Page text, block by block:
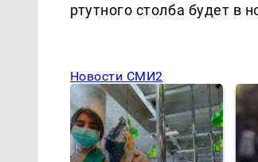
ртутного столба будет в
Новости СМИ2